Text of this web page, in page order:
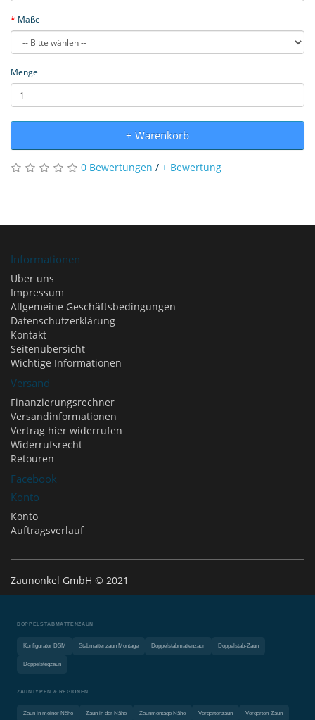
Maße
Menge
+ Warenkorb
0 Bewertungen / + Bewertung
Informationen
Über uns
Impressum
Allgemeine Geschäftsbedingungen
Datenschutzerklärung
Kontakt
Seitenübersicht
Wichtige Informationen
Versand
Finanzierungsrechner
Versandinformationen
Vertrag hier widerrufen
Widerrufsrecht
Retouren
Facebook
Konto
Konto
Auftragsverlauf
Zaunonkel GmbH © 2021
DOPPELSTABMATTENZAUN
Konfigurator DSM Stabmattenzaun Montage Doppelstabmattenzaun Doppelstab-Zaun
Doppelstegzaun
ZAUNTYPEN & REGIONEN
Zaun in meiner Nähe Zaun in der Nähe Zaunmontage Nähe Vorgartenzaun Vorgarten-Zaun